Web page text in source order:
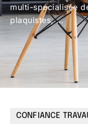
multi-spécialisée
plaquistes, …
CONFIANCE